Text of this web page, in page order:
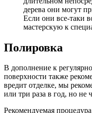
дерева они могут
Если они все-таки
мастерскую к
Полировка
В дополнение к
поверхности также
вредит отделке, мы
или три раза в год, но не
Рекомендуемая